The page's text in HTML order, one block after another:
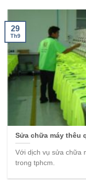
Sửa chữa máy thêu
Với dịch vụ sửa chữa
trong tphcm.
29
Th9